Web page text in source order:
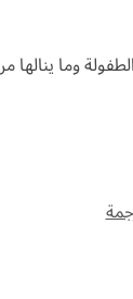
وما ينالها